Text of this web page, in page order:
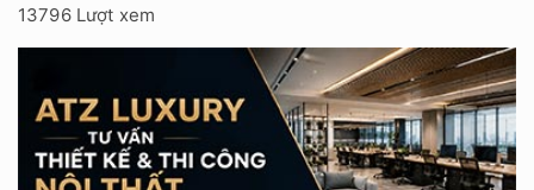
13796 Lượt xem